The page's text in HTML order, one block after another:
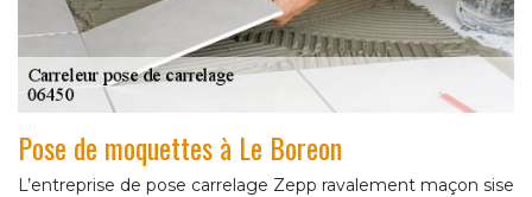
Pose de moquettes à Le Boreon
L’entreprise de pose carrelage Zepp ravalement maçon sise